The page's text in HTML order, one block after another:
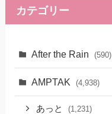
カテゴリー
After the Rain (590)
AMPTAK (4,938)
あっと (1,231)